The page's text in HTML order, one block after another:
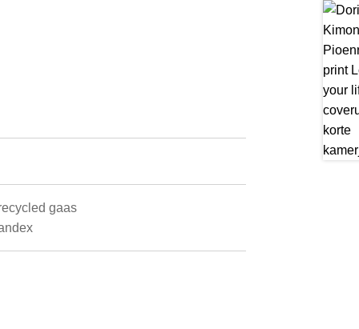
gaas